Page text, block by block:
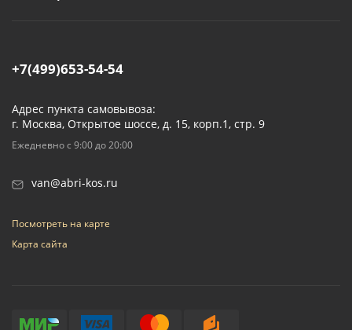
+7(499)653-54-54
Адрес пункта самовывоза:
г. Москва, Открытое шоссе, д. 15, корп.1, стр. 9
Ежедневно с 9:00 до 20:00
van@abri-kos.ru
Посмотреть на карте
Карта сайта